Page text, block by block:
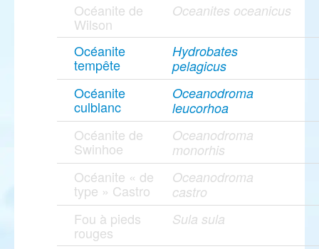
Océanite de
Wilson
Oceanites oceanicus
Océanite
tempête
Hydrobates
pelagicus
Océanite
culblanc
Oceanodroma
leucorhoa
Océanite de
Swinhoe
Oceanodroma
monorhis
Océanite « de
type » Castro
Oceanodroma
castro
Fou à pieds
rouges
Sula sula